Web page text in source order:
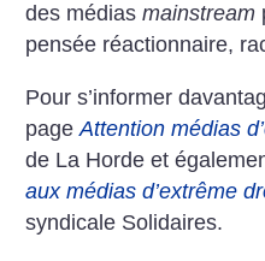
des médiasmainstream
pensée réactionnaire,
Pour s’informer
pageAttention médias
de La Horde et
aux médias d’extrême
syndicale Solidaires.